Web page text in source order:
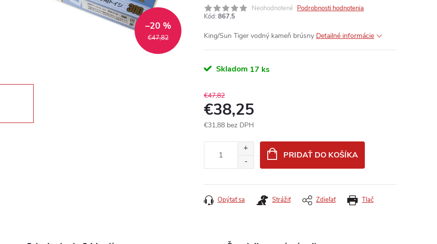
€47,82
–20 %
Neohodnotené Podrobnosti hodnotenia
Kód: 867.5
King/Sun Tiger vodný kameň brúsny Detailné informácie
Skladom 17 ks
€47,82
€38,25
€31,88 bez DPH
PRIDAŤ DO KOŠÍKA
Tlač
Opýtať sa Strážiť Zdieľať